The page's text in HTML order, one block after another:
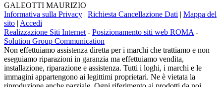
GALEOTTI MAURIZIO
Informativa sulla Privacy | Richiesta Cancellazione Dati | Mappa del
sito | Accedi
Realizzazione Siti Internet - Posizionamento siti web ROMA -
Solution Group Communication
Non effettuiamo assistenza diretta per i marchi che trattiamo e non
eseguiamo riparazioni in garanzia ma effettuiamo vendita,
installazione, riparazione e assistenza. Tutti i loghi, i marchi e le
immagini appartengono ai legittimi proprietari. Ne è vietata la